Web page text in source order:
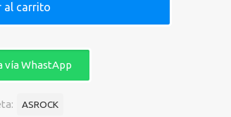
al carrito
vía WhastApp
ASROCK